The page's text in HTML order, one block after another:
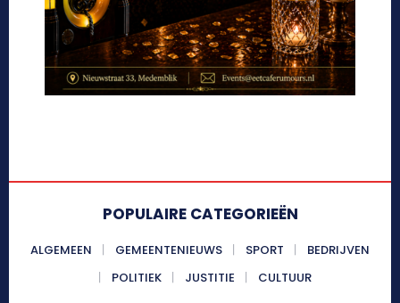
POPULAIRE CATEGORIEËN
ALGEMEEN GEMEENTENIEUWS SPORT
BEDRIJVEN
POLITIEK
JUSTITIE CULTUUR